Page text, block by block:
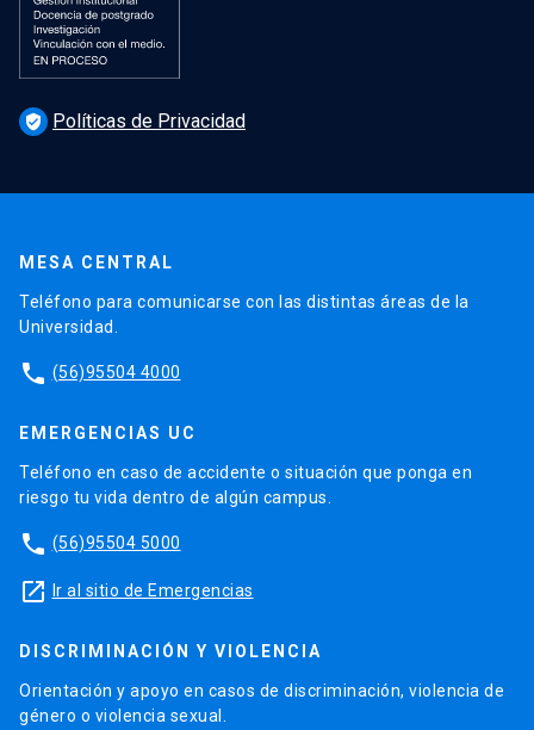
verified_user Políticas de Privacidad
MESA CENTRAL
Teléfono para comunicarse con las distintas áreas de la
Universidad.
phone (56)95504 4000
EMERGENCIAS UC
Teléfono en caso de accidente o situación que ponga en
riesgo tu vida dentro de algún campus.
phone (56)95504 5000
launch Ir al sitio de Emergencias
DISCRIMINACIÓN Y VIOLENCIA
Orientación y apoyo en casos de discriminación, violencia de
género o violencia sexual.